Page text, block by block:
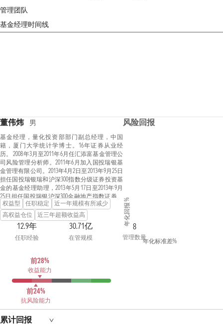
管理团队
基金经理时间线
董伟炜 男
基金经理，量化投资部部门副总经理，中国
籍，厦门大学统计学博士。16年证券从业经
历。 2008年3月至2011年6月任汇添富基金管理公
司风险管理分析师。2011年6月加入国投瑞银基
金管理有限公司。2013年4月2日至2013年9月25日
担任国投瑞银瑞和沪深300指数分级证券投资基
金的基金经理助理，2013年5月17日至2013年9月
25日担任国投瑞银沪深300金融地产指数证券投
资基金（LOF)的基金经理助理。2014年7月24日起
担任国投瑞银中证上游资源产业指数证券投资
基金（LOF）基金经理，2018年8月1日起兼任国
投瑞银中证500指数量化增强型证券投资基金基
金经理，2019年6月11日起兼任国投瑞银沪深300
年10月26日起兼任国投瑞银新增长灵活配置混
合型证券投资基金的基金经理，2024年9月10日
起兼任国投瑞银磐睿量化选股混合型证券投资
基金基金经理。曾于2016年4月26日至2018年6月
11日期间担任国投瑞银新价值灵活配置混合型
证券投资基金基金经理，于2015年11月17日至
混合型证券投资基金基金经理，于2013年9月26
权益型 任职稳定
近一年规模有所减少
高权益仓位
近三年超额收益高
12.9年
任职经验
30.71亿
在管规模
8
管理数量
前28%
收益能力
前24%
抗风险能力
风险回报
年化回报 %
年化标准差%
累计回报